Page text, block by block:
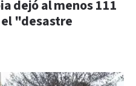
dejó al menos 111
"desastre